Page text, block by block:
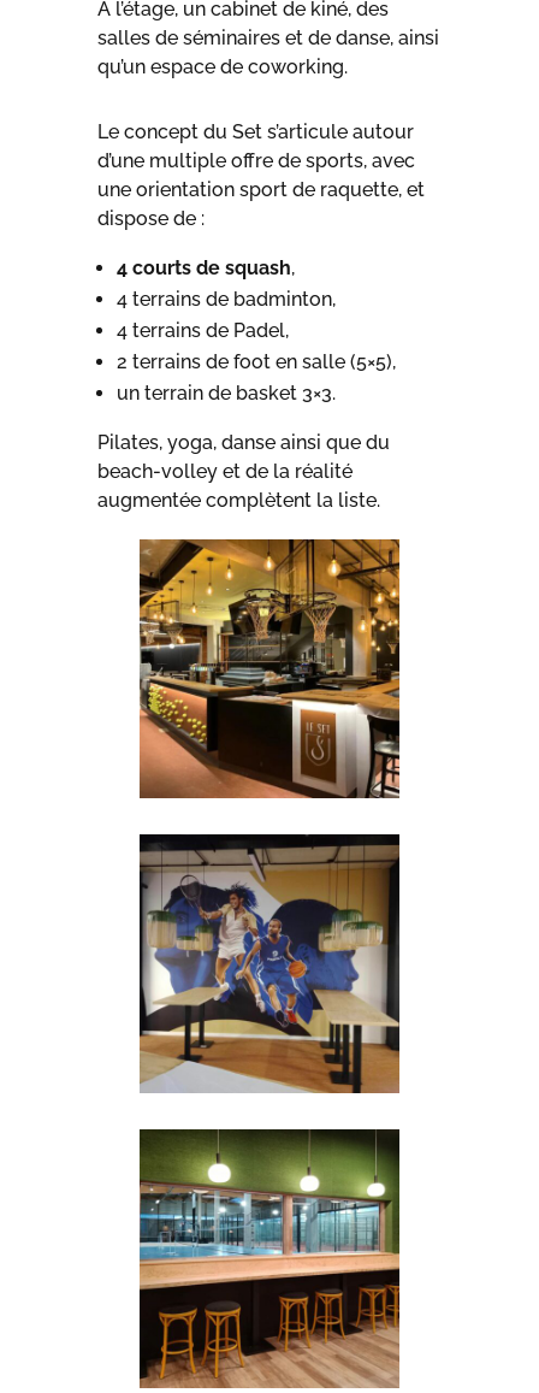
À l’étage, un cabinet de kiné, des
salles de séminaires et de danse, ainsi
qu’un espace de coworking.
Le concept du Set s’articule autour
d’une multiple offre de sports, avec
une orientation sport de raquette, et
dispose de:
4 courts de squash,
4 terrains de badminton,
4 terrains de Padel,
2 terrains de foot en salle (5×5),
un terrain de basket 3×3.
Pilates, yoga, danse ainsi que du
beach-volley et de la réalité
augmentée complètent la liste.